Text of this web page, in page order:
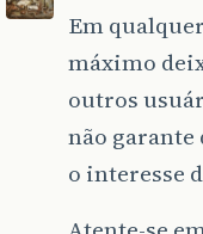
Em
máximo
outros
não garante
o interesse